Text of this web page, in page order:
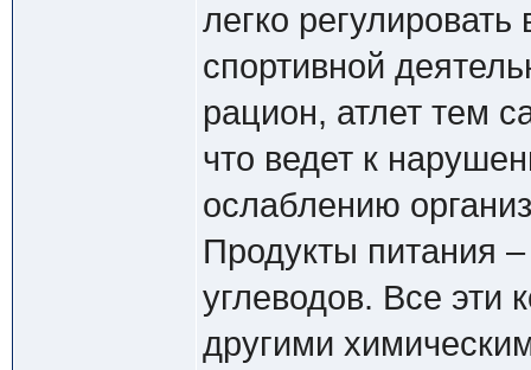
легко
спортивной
рацион, атлет тем
что ведет к
ослаблению
Продукты питания
углеводов. Все эти
другими